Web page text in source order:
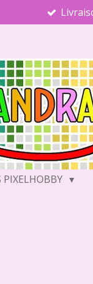
PIXELHOBBY